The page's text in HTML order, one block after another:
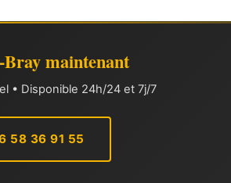
Bray maintenant
• Disponible 24h/24 et 7j/7
58 36 91 55